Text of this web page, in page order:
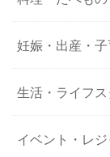
妊娠・出産・子
生活・ライフ
イベント・レジ